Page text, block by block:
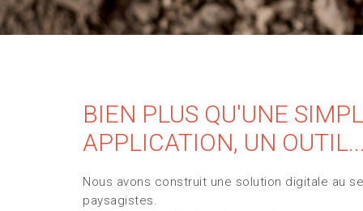
BIEN PLUS QU'UNE
APPLICATION, UN
Nous avons construit une solution digitale au
paysagistes.